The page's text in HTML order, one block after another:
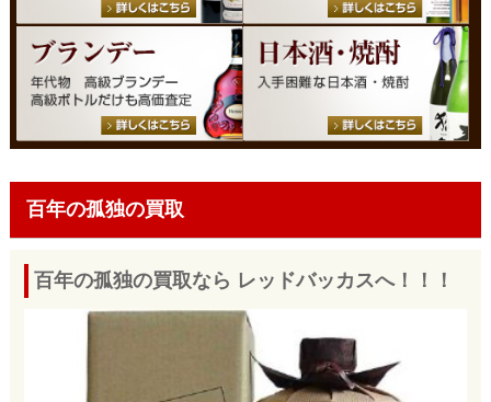
百年の孤独の買取
百年の孤独の買取なら レッドバッカスへ！！！